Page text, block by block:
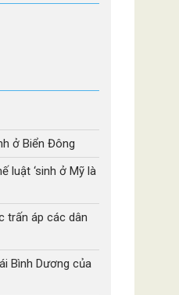
ở Biển Đông
luật ‘sinh ở Mỹ là
trấn áp các dân
Bình Dương của